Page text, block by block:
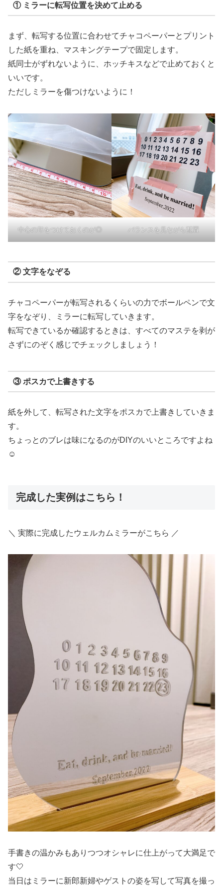
① ミラーに転写位置を決めて止める
まず、転写する位置に合わせてチャコペーパーとプリント
した紙を重ね、マスキングテープで固定します。
紙同士がずれないように、ホッチキスなどで止めておくと
いいです。
ただしミラーを傷つけないように！
中心の印をつけておくのが◎ バランスを見ながら配置
② 文字をなぞる
チャコペーパーが転写されるくらいの力でボールペンで文
字をなぞり、ミラーに転写していきます。
転写できているか確認するときは、すべてのマステを剥が
さずにのぞく感じでチェックしましょう！
③ ポスカで上書きする
紙を外して、転写された文字をポスカで上書きしていきま
す。
ちょっとのブレは味になるのがDIYのいいところですよね
☺
完成した実例はこちら！
＼ 実際に完成したウェルカムミラーがこちら ／
手書きの温かみもありつつオシャレに仕上がって大満足で
す🤍
当日はミラーに新郎新婦やゲストの姿を写して写真を撮っ